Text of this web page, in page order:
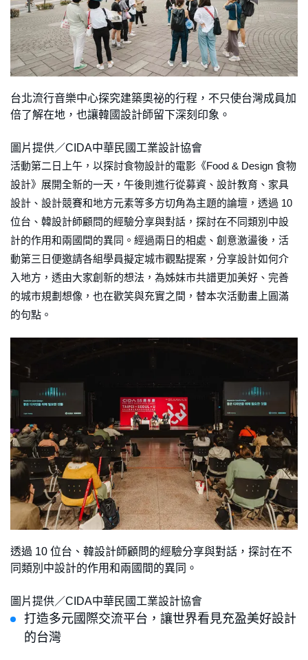
台北流行音樂中心探究建築奧祕的行程，不只使台灣成員加
倍了解在地，也讓韓國設計師留下深刻印象。
圖片提供／CIDA中華民國工業設計協會
活動第二日上午，以探討食物設計的電影《Food & Design 食物
設計》展開全新的一天，午後則進行從募資、設計教育、家具
設計、設計競賽和地方元素等多方切角為主題的論壇，透過 10
位台、韓設計師顧問的經驗分享與對話，探討在不同類別中設
計的作用和兩國間的異同。經過兩日的相處、創意激盪後，活
動第三日便邀請各組學員擬定城市觀點提案，分享設計如何介
入地方，透由大家創新的想法，為姊妹市共譜更加美好、完善
的城市規劃想像，也在歡笑與充實之間，替本次活動畫上圓滿
的句點。
透過 10 位台、韓設計師顧問的經驗分享與對話，探討在不
同類別中設計的作用和兩國間的異同。
圖片提供／CIDA中華民國工業設計協會
打造多元國際交流平台，讓世界看見充盈美好設計
的台灣